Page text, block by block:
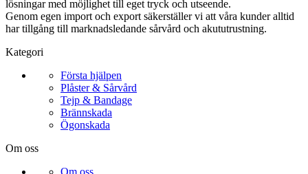
lösningar med möjlighet till eget tryck och utseende.
Genom egen import och export säkerställer vi att våra kunder alltid
har tillgång till marknadsledande sårvård och akututrustning.
Kategori
Första hjälpen
Plåster & Sårvård
Tejp & Bandage
Brännskada
Ögonskada
Om oss